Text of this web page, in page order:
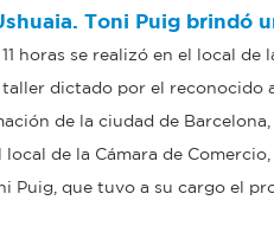
Toni Puig brindó
horas se realizó en el local
taller dictado por el reconocido
de la ciudad de Barcelona,
local de la Cámara de
que tuvo a su cargo el